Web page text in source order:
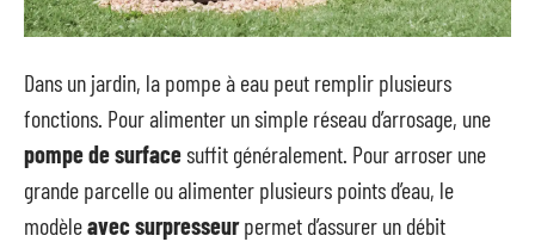
Dans un jardin, la pompe à eau peut remplir plusieurs
fonctions. Pour alimenter un simple réseau d’arrosage, une
pompe de surfacesuffit généralement. Pour arroser une
grande parcelle ou alimenter plusieurs points d’eau, le
modèleavec surpresseurpermet d’assurer un débit